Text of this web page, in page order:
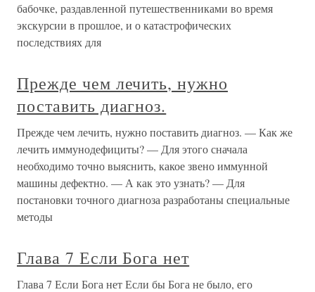
бабочке, раздавленной путешественниками во время
экскурсии в прошлое, и о катастрофических
последствиях для
Прежде чем лечить, нужно
поставить диагноз.
Прежде чем лечить, нужно поставить диагноз. — Как же
лечить иммунодефициты? — Для этого сначала
необходимо точно выяснить, какое звено иммунной
машины дефектно. — А как это узнать? — Для
постановки точного диагноза разработаны специальные
методы
Глава 7 Если Бога нет
Глава 7 Если Бога нет Если бы Бога не было, его